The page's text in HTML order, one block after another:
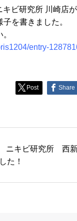
ビ研究所 川崎店
を書きました。
entry-
Post Share
ニキビ研究所 西新
た！